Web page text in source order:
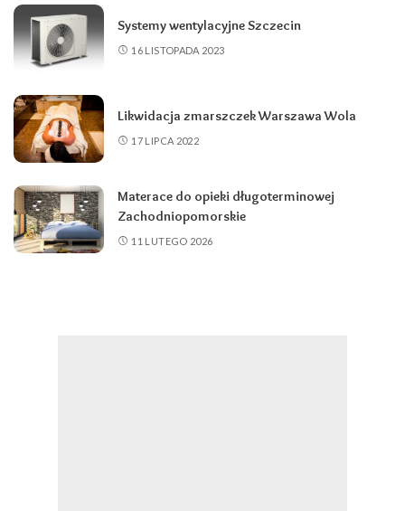
Systemy wentylacyjne Szczecin
16 LISTOPADA 2023
Likwidacja zmarszczek Warszawa Wola
17 LIPCA 2022
Materace do opieki długoterminowej
Zachodniopomorskie
11 LUTEGO 2026